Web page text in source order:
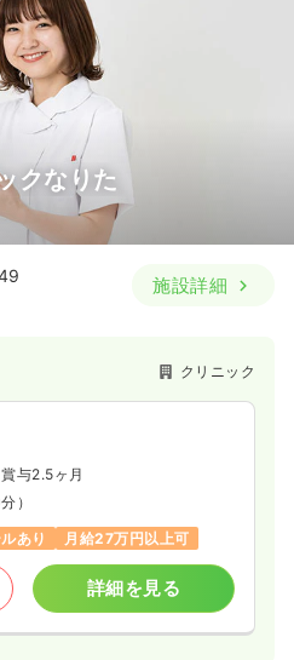
クなりた
施設詳細
クリニック
賞与2.5ヶ月
）
あり 月給27万円以上可
詳細を見る